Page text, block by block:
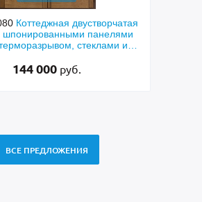
Коттеджная двустворчатая
шпонированными панелями
стеклами и
144 000 руб.
ВСЕ ПРЕДЛОЖЕНИЯ